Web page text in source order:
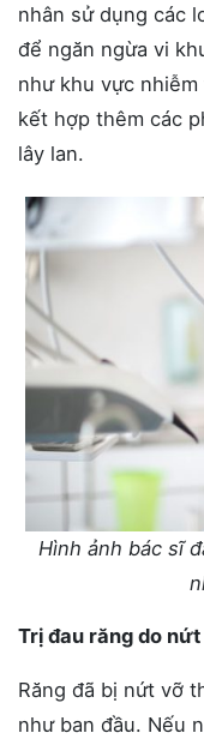
nhân sử dụng các
để ngăn ngừa vi
như khu vực
kết hợp thêm các
lây lan.
Hình ảnh bác sĩ
Trị đau răng do
Răng đã bị nứt vỡ
như ban đầu. Nếu